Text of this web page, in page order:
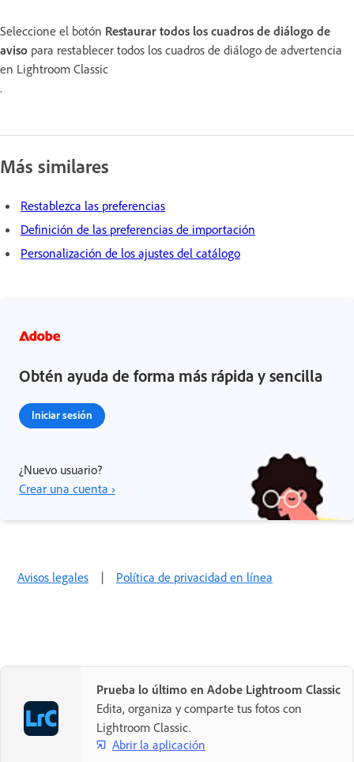
Seleccione el botón Restaurar todos los cuadros de diálogo de
aviso para restablecer todos los cuadros de diálogo de advertencia
en Lightroom Classic
.
Más similares
Restablezca las preferencias
Definición de las preferencias de importación
Personalización de los ajustes del catálogo
Obtén ayuda de forma más rápida y sencilla
Iniciar sesión
¿Nuevo usuario?
Crear una cuenta ›
Avisos legales | Política de privacidad en línea
Prueba lo último en Adobe Lightroom Classic
Edita, organiza y comparte tus fotos con
Lightroom Classic.
Abrir la aplicación